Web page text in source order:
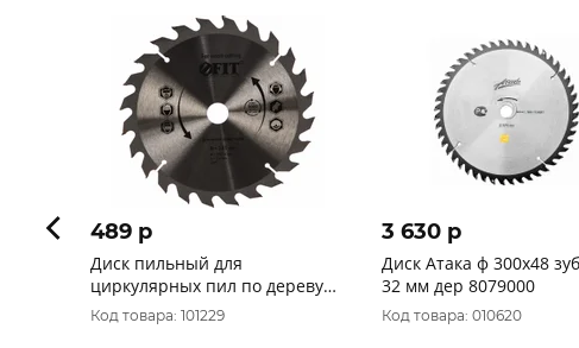
489 p
Диск пильный для
циркулярных пил по дереву
FIT 185 х 20/16 х 24T 37738
Код товара: 101229
3 630 p
Диск Атака ф 300х48
32 мм дер 8079000
Код товара: 010620